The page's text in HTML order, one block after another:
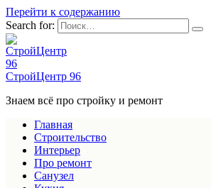
Перейти к содержанию
Search for:
СтройЦентр 96
Знаем всё про стройку и ремонт
Главная
Строительство
Интерьер
Про ремонт
Санузел